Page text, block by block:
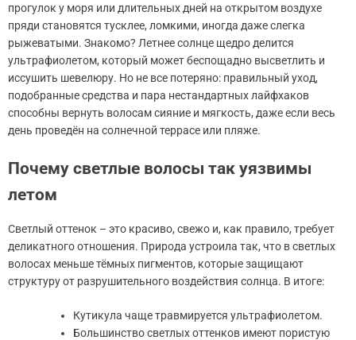
прогулок у моря или длительных дней на открытом воздухе
пряди становятся тусклее, ломкими, иногда даже слегка
рыжеватыми. Знакомо? Летнее солнце щедро делится
ультрафиолетом, который может беспощадно высветлить и
иссушить шевелюру. Но не все потеряно: правильный уход,
подобранные средства и пара нестандартных лайфхаков
способны вернуть волосам сияние и мягкость, даже если весь
день проведён на солнечной террасе или пляже.
Почему светлые волосы так уязвимы
летом
Светлый оттенок – это красиво, свежо и, как правило, требует
деликатного отношения. Природа устроила так, что в светлых
волосах меньше тёмных пигментов, которые защищают
структуру от разрушительного воздействия солнца. В итоге:
Кутикула чаще травмируется ультрафиолетом.
Большинство светлых оттенков имеют пористую